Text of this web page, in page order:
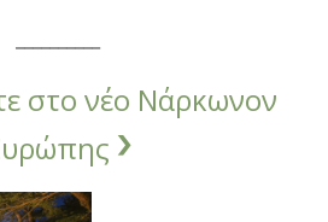
στο νέο Νάρκωνον